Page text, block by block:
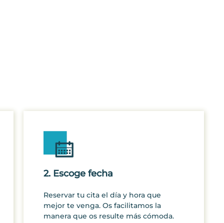
2. Escoge fecha
Reservar tu cita el día y hora que
mejor te venga. Os facilitamos la
manera que os resulte más cómoda.